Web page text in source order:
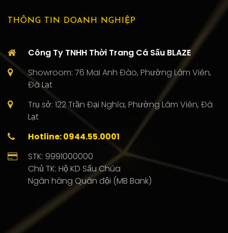
THÔNG TIN DOANH NGHIỆP
Công Ty TNHH Thời Trang Cá Sấu BLAZE
Showroom: 76 Mai Anh Đào, Phường Lâm Viên,
Đà Lạt
Trụ sở: 122 Trần Đại Nghĩa, Phường Lâm Viên, Đà
Lạt
Hotline: 0944.55.0001
STK: 9991000000
Chủ TK: Hộ KD Sấu Chúa
Ngân hàng Quân đội (MB Bank)